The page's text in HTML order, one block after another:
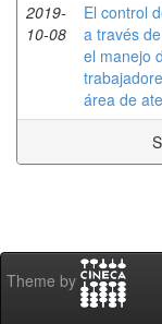
2019-
10-08
El control
a través
el manejo
área de
Theme by